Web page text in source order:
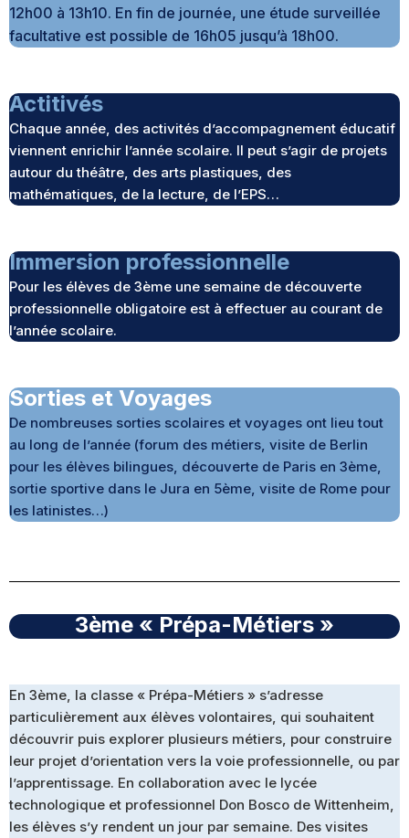
12h00 à 13h10. En fin de journée, une étude surveillée
facultative est possible de 16h05 jusqu’à 18h00.
Actitivés
Chaque année, des activités d’accompagnement éducatif
viennent enrichir l’année scolaire. Il peut s’agir de projets
autour du théâtre, des arts plastiques, des
mathématiques, de la lecture, de l’EPS…
Immersion professionnelle
Pour les élèves de 3ème une semaine de découverte
professionnelle obligatoire est à effectuer au courant de
l’année scolaire.
Sorties et Voyages
De nombreuses sorties scolaires et voyages ont lieu tout
au long de l’année (forum des métiers, visite de Berlin
pour les élèves bilingues, découverte de Paris en 3ème,
sortie sportive dans le Jura en 5ème, visite de Rome pour
les latinistes…)
3ème « Prépa-Métiers »
En 3ème, la classe « Prépa-Métiers » s’adresse
particulièrement aux élèves volontaires, qui souhaitent
découvrir puis explorer plusieurs métiers, pour construire
leur projet d’orientation vers la voie professionnelle, ou par
l’apprentissage. En collaboration avec le lycée
technologique et professionnel Don Bosco de Wittenheim,
les élèves s’y rendent un jour par semaine. Des visites